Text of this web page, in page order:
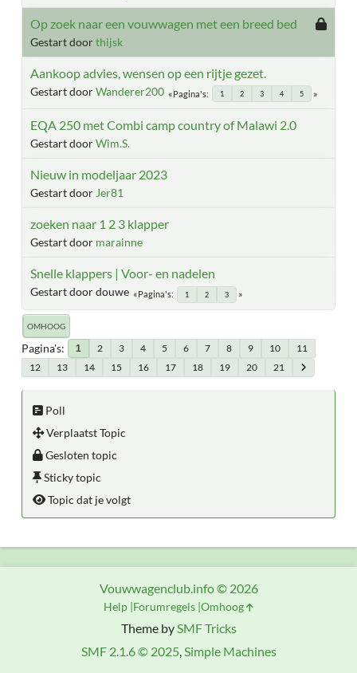
Op zoek naar een vouwwagen met een breed bed
Gestart doorthijsk
Aankoop advies, wensen op een rijtje gezet.
Gestart doorWanderer200 Pagina's 1 2 3 4 5
EQA 250 met Combi camp country of Malawi 2.0
Gestart doorWim.S.
Nieuw in modeljaar 2023
Gestart door Jer81
zoeken naar 1 2 3 klapper
Gestart door marainne
Snelle klappers | Voor- en nadelen
Gestart door douwe Pagina's 1 2 3
OMHOOG
Pagina's 1 2 3 4 5 6 7 8 9 10
11
12
13 14 15 16 17 18 19 20 21
Poll
Verplaatst Topic
Gesloten topic
Sticky topic
Topic dat je volgt
Theme bySMF Tricks
SMF 2.1.6 © 2025,Simple Machines
Vouwwagenclub.info © 2026
Help Forumregels Omhoog